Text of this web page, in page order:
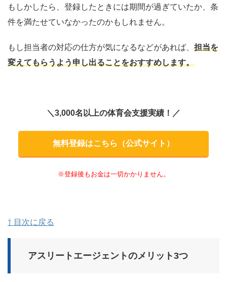
もしかしたら、登録したときには期間が過ぎていたか、条
件を満たせていなかったのかもしれません。
もし担当者の対応の仕方が気になるなどがあれば、 担当を
変えてもらうよう申し出ることをおすすめします。
＼3,000名以上の体育会支援実績！／
無料登録はこちら（公式サイト）
※登録後もお金は一切かかりません。
⇧ 目次に戻る
アスリートエージェントのメリット3つ